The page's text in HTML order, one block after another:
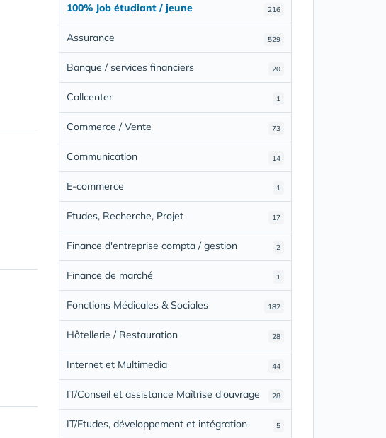
216
100% Job étudiant / jeune
529
Assurance
20
Banque / services financiers
1
Callcenter
73
Commerce / Vente
14
Communication
1
E-commerce
17
Etudes, Recherche, Projet
2
Finance d'entreprise compta / gestion
1
Finance de marché
182
Fonctions Médicales & Sociales
28
Hôtellerie / Restauration
44
Internet et Multimedia
28
IT/Conseil et assistance Maîtrise d'ouvrage
5
IT/Etudes, développement et intégration